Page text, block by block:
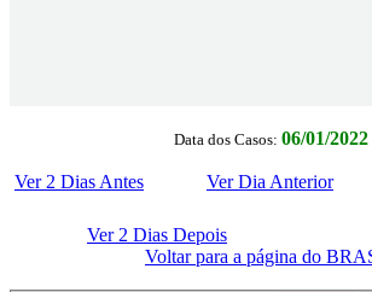
Data dos Casos: 06/01/2022
Ver 2 Dias Antes Ver Dia Anterior
Ver 2 Dias Depois
Voltar para a página do